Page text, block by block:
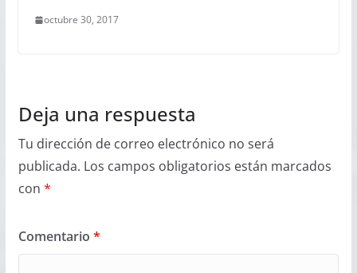
octubre 30, 2017
Deja una respuesta
Tu dirección de correo electrónico no será
publicada. Los campos obligatorios están marcados
con *
Comentario *